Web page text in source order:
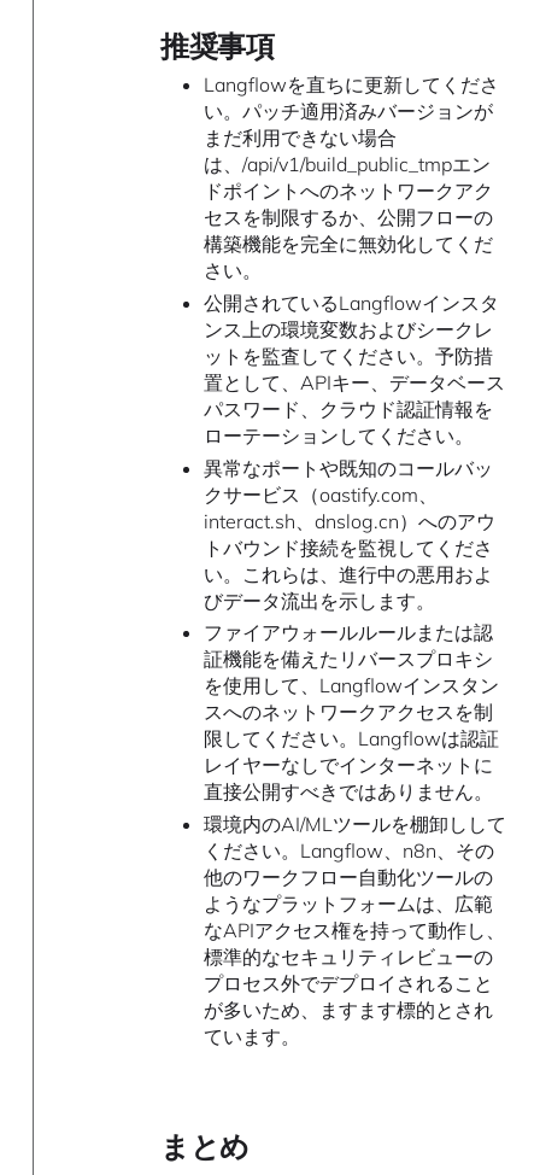
推奨事項
Langflowを直ちに更新してくださ
い。パッチ適用済みバージョンが
まだ利用できない場合
は、/api/v1/build_public_tmpエン
ドポイントへのネットワークアク
セスを制限するか、公開フローの
構築機能を完全に無効化してくだ
さい。
公開されているLangflowインスタ
ンス上の環境変数およびシークレ
ットを監査してください。予防措
置として、APIキー、データベース
パスワード、クラウド認証情報を
ローテーションしてください。
異常なポートや既知のコールバッ
クサービス（oastify.com、
interact.sh、dnslog.cn）へのアウ
トバウンド接続を監視してくださ
い。これらは、進行中の悪用およ
びデータ流出を示します。
ファイアウォールルールまたは認
証機能を備えたリバースプロキシ
を使用して、Langflowインスタン
スへのネットワークアクセスを制
限してください。Langflowは認証
レイヤーなしでインターネットに
直接公開すべきではありません。
環境内のAI/MLツールを棚卸しして
ください。Langflow、n8n、その
他のワークフロー自動化ツールの
ようなプラットフォームは、広範
なAPIアクセス権を持って動作し、
標準的なセキュリティレビューの
プロセス外でデプロイされること
が多いため、ますます標的とされ
ています。
まとめ